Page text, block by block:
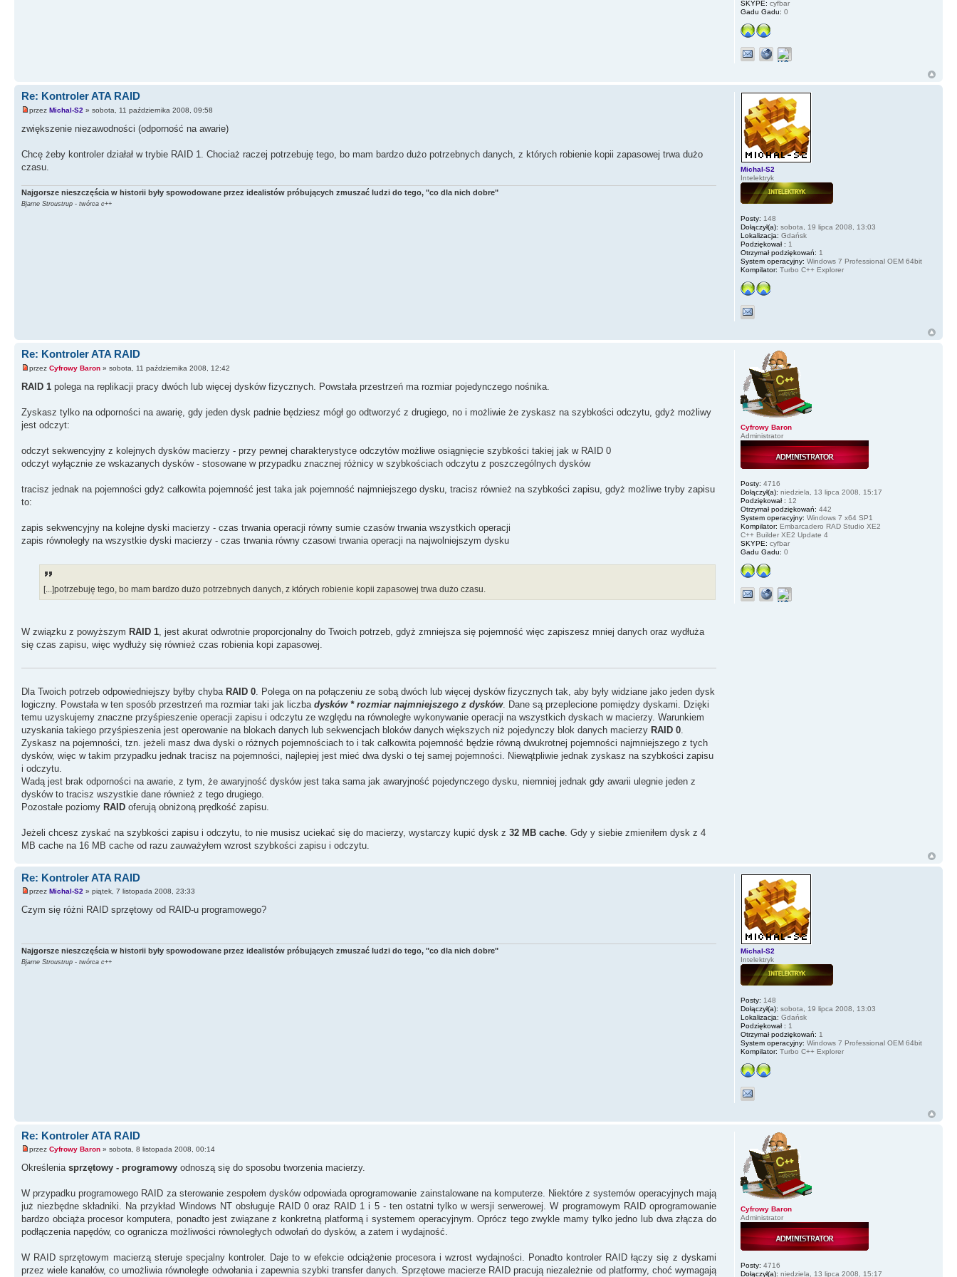
SKYPE: cyfbar
Gadu Gadu: 0
Re: Kontroler ATA RAID
przez Michal-S2 » sobota, 11 października 2008, 09:58
zwiększenie niezawodności (odporność na awarie)
Chcę żeby kontroler działał w trybie RAID 1. Chociaż raczej potrzebuję tego, bo mam bardzo dużo potrzebnych danych, z których robienie kopii zapasowej trwa dużo
czasu.
Najgorsze nieszczęścia w historii były spowodowane przez idealistów próbujących zmuszać ludzi do tego, "co dla nich dobre"
Bjarne Stroustrup - twórca c++
Michal-S2
Intelektryk
Posty: 148
Dołączył(a): sobota, 19 lipca 2008, 13:03
Lokalizacja: Gdańsk
Podziękował : 1
Otrzymał podziękowań: 1
System operacyjny: Windows 7 Professional OEM 64bit
Kompilator: Turbo C++ Explorer
Re: Kontroler ATA RAID
przez Cyfrowy Baron » sobota, 11 października 2008, 12:42
RAID 1 polega na replikacji pracy dwóch lub więcej dysków fizycznych. Powstała przestrzeń ma rozmiar pojedynczego nośnika.
Zyskasz tylko na odporności na awarię, gdy jeden dysk padnie będziesz mógł go odtworzyć z drugiego, no i możliwie że zyskasz na szybkości odczytu, gdyż możliwy
jest odczyt:
odczyt sekwencyjny z kolejnych dysków macierzy - przy pewnej charakterystyce odczytów możliwe osiągnięcie szybkości takiej jak w RAID 0
odczyt wyłącznie ze wskazanych dysków - stosowane w przypadku znacznej różnicy w szybkościach odczytu z poszczególnych dysków
tracisz jednak na pojemności gdyż całkowita pojemność jest taka jak pojemność najmniejszego dysku, tracisz również na szybkości zapisu, gdyż możliwe tryby zapisu
to:
zapis sekwencyjny na kolejne dyski macierzy - czas trwania operacji równy sumie czasów trwania wszystkich operacji
zapis równoległy na wszystkie dyski macierzy - czas trwania równy czasowi trwania operacji na najwolniejszym dysku
[...]potrzebuję tego, bo mam bardzo dużo potrzebnych danych, z których robienie kopii zapasowej trwa dużo czasu.
W związku z powyższym RAID 1 , jest akurat odwrotnie proporcjonalny do Twoich potrzeb, gdyż zmniejsza się pojemność więc zapiszesz mniej danych oraz wydłuża
się czas zapisu, więc wydłuży się również czas robienia kopi zapasowej.
Dla Twoich potrzeb odpowiedniejszy byłby chyba RAID 0 . Polega on na połączeniu ze sobą dwóch lub więcej dysków fizycznych tak, aby były widziane jako jeden dysk
logiczny. Powstała w ten sposób przestrzeń ma rozmiar taki jak liczba dysków * rozmiar najmniejszego z dysków. Dane są przeplecione pomiędzy dyskami. Dzięki
temu uzyskujemy znaczne przyśpieszenie operacji zapisu i odczytu ze względu na równoległe wykonywanie operacji na wszystkich dyskach w macierzy. Warunkiem
uzyskania takiego przyśpieszenia jest operowanie na blokach danych lub sekwencjach bloków danych większych niż pojedynczy blok danych macierzy RAID 0
Zyskasz na pojemności, tzn. jeżeli masz dwa dyski o różnych pojemnościach to i tak całkowita pojemność będzie równą dwukrotnej pojemności najmniejszego z tych
dysków, więc w takim przypadku jednak tracisz na pojemności, najlepiej jest mieć dwa dyski o tej samej pojemności. Niewątpliwie jednak zyskasz na szybkości zapisu
i odczytu.
Wadą jest brak odporności na awarie, z tym, że awaryjność dysków jest taka sama jak awaryjność pojedynczego dysku, niemniej jednak gdy awarii ulegnie jeden z
dysków to tracisz wszystkie dane również z tego drugiego.
Pozostałe poziomy RAID oferują obniżoną prędkość zapisu.
Jeżeli chcesz zyskać na szybkości zapisu i odczytu, to nie musisz uciekać się do macierzy, wystarczy kupić dysk z 32 MB cache . Gdy y siebie zmieniłem dysk z 4
MB cache na 16 MB cache od razu zauważyłem wzrost szybkości zapisu i odczytu.
Cyfrowy Baron
Administrator
Posty: 4716
Dołączył(a): niedziela, 13 lipca 2008, 15:17
Podziękował : 12
Otrzymał podziękowań: 442
System operacyjny: Windows 7 x64 SP1
Kompilator: Embarcadero RAD Studio XE2
C++ Builder XE2 Update 4
SKYPE: cyfbar
Gadu Gadu: 0
Re: Kontroler ATA RAID
przez Michal-S2 » piątek, 7 listopada 2008, 23:33
Czym się różni RAID sprzętowy od RAID-u programowego?
Najgorsze nieszczęścia w historii były spowodowane przez idealistów próbujących zmuszać ludzi do tego, "co dla nich dobre"
Bjarne Stroustrup - twórca c++
Michal-S2
Intelektryk
Posty: 148
Dołączył(a): sobota, 19 lipca 2008, 13:03
Lokalizacja: Gdańsk
Podziękował : 1
Otrzymał podziękowań: 1
System operacyjny: Windows 7 Professional OEM 64bit
Kompilator: Turbo C++ Explorer
Re: Kontroler ATA RAID
przez Cyfrowy Baron » sobota, 8 listopada 2008, 00:14
Określenia sprzętowy - programowy odnoszą się do sposobu tworzenia macierzy.
W przypadku programowego RAID za sterowanie zespołem dysków odpowiada oprogramowanie zainstalowane na komputerze. Niektóre z systemów operacyjnych mają
już niezbędne składniki. Na przykład Windows NT obsługuje RAID 0 oraz RAID 1 i 5 - ten ostatni tylko w wersji serwerowej. W programowym RAID oprogramowanie
bardzo obciąża procesor komputera, ponadto jest związane z konkretną platformą i systemem operacyjnym. Oprócz tego zwykle mamy tylko jedno lub dwa złącza do
podłączenia napędów, co ogranicza możliwości równoległych odwołań do dysków, a zatem i wydajność.
W RAID sprzętowym macierzą steruje specjalny kontroler. Daje to w efekcie odciążenie procesora i wzrost wydajności. Ponadto kontroler RAID łączy się z dyskami
przez wiele kanałów, co umożliwia równoległe odwołania i zapewnia szybki transfer danych. Sprzętowe macierze RAID pracują niezależnie od platformy, choć wymagają
Cyfrowy Baron
Administrator
Posty: 4716
Dołączył(a): niedziela, 13 lipca 2008, 15:17